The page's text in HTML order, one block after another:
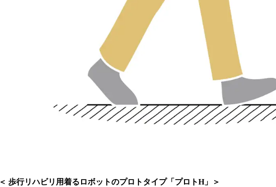
＜ 歩行リハビリ用着るロボットのプロトタイプ「プロトH」＞